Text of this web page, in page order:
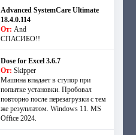
Advanced SystemCare Ultimate
18.4.0.114
От: And
СПАСИБО!!
Dose for Excel 3.6.7
От: Skipper
Машина впадает в ступор при
попытке установки. Пробовал
повторно после перезагрузки с тем
же результатом. Windows 11. MS
Offiсe 2024.